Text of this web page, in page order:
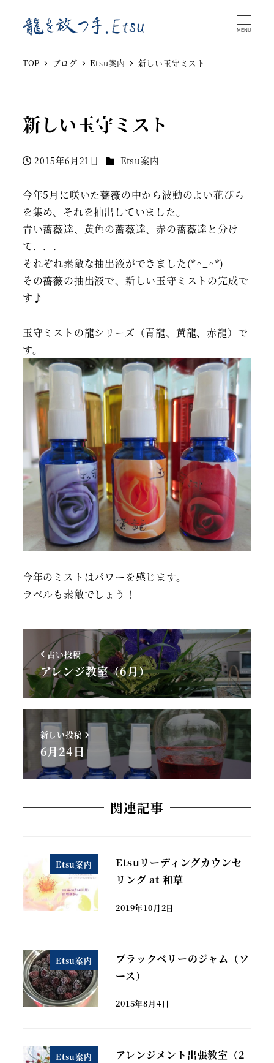
MENU
TOP ブログ Etsu案内 新しい玉守ミスト
新しい玉守ミスト
投稿日
2015年6月21日 カテゴリー
Etsu案内
今年5月に咲いた薔薇の中から波動のよい花びら
を集め、それを抽出していました。
青い薔薇達、黄色の薔薇達、赤の薔薇達と分け
て．．．
それぞれ素敵な抽出液ができました(*^_^*)
その薔薇の抽出液で、新しい玉守ミストの完成で
す♪
玉守ミストの龍シリーズ（青龍、黄龍、赤龍）で
す。
今年のミストはパワーを感じます。
ラベルも素敵でしょう！
古い投稿
アレンジ教室（6月）
新しい投稿
6月24日
関連記事
Etsu案内
Etsuリーディングカウンセ
リング at 和草
2019年10月2日
Etsu案内
ブラックベリーのジャム（ソ
ース）
2015年8月4日
Etsu案内
アレンジメント出張教室（2